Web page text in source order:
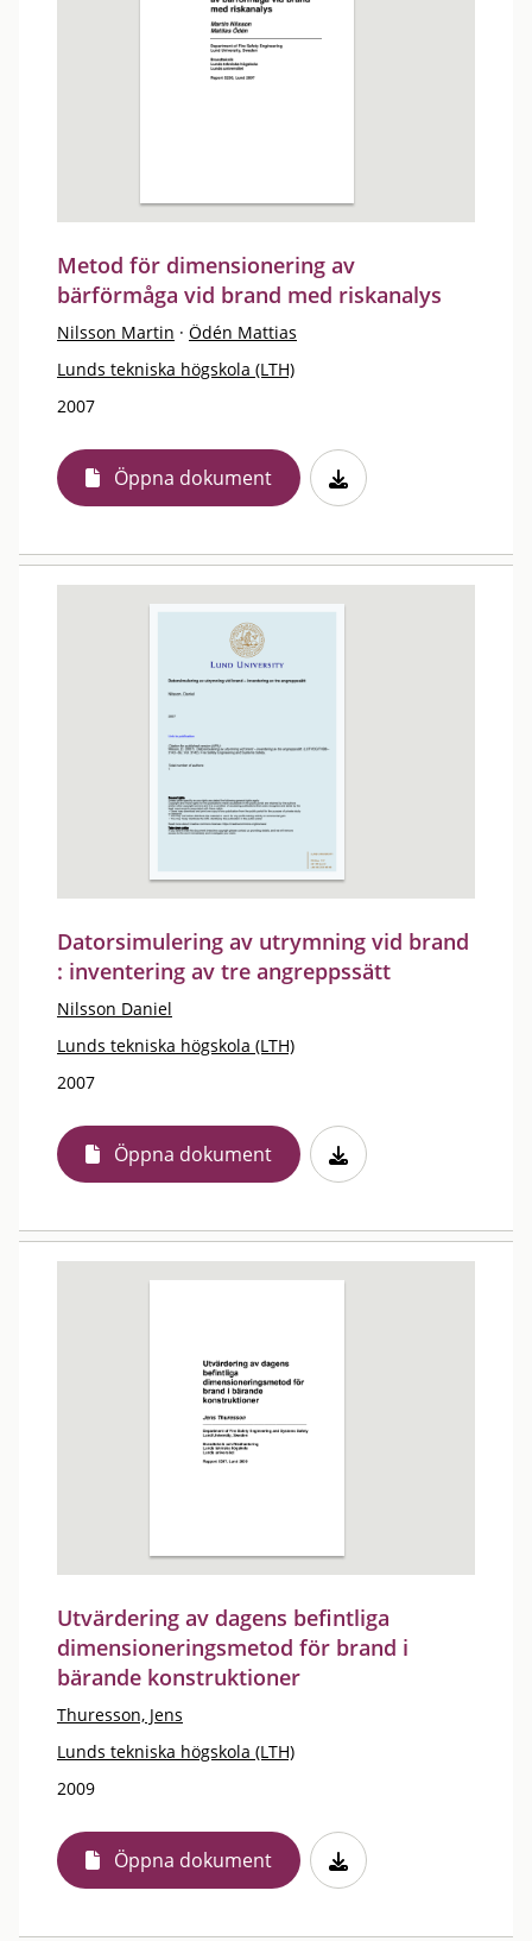
Metod för dimensionering av
bärförmåga vid brand med riskanalys
Nilsson Martin · Ödén Mattias
Lunds tekniska högskola (LTH)
2007
Öppna dokument
Datorsimulering av utrymning vid brand
: inventering av tre angreppssätt
Nilsson Daniel
Lunds tekniska högskola (LTH)
2007
Öppna dokument
Utvärdering av dagens befintliga
dimensioneringsmetod för brand i
bärande konstruktioner
Thuresson, Jens
Lunds tekniska högskola (LTH)
2009
Öppna dokument